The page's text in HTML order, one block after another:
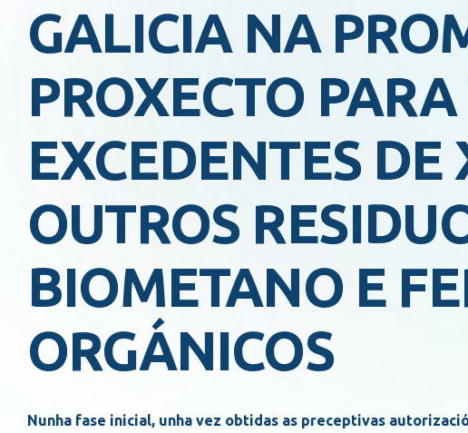
GALICIA NA
PROXECTO
EXCEDENTES DE
OUTROS
BIOMETANO E
ORGÁNICOS
Nunha fase inicial, unha vez obtidas as preceptivas